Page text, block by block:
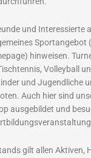
und Interessierte
Sportangebot
hinweisen.
Volleyball
und Jugendliche
Auch hier sind
ausgebildet und
gilt allen Aktiven,